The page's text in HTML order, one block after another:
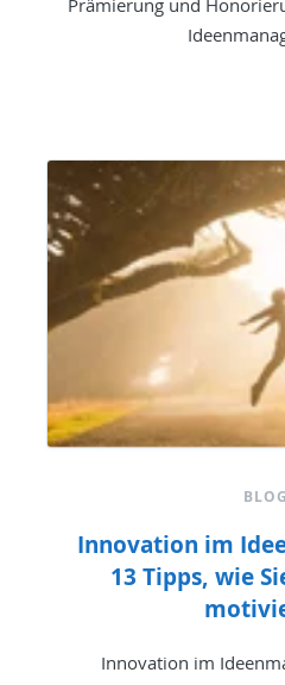
Prämierung und
BLOG
Innovation im
13 Tipps, wie
Innovation im